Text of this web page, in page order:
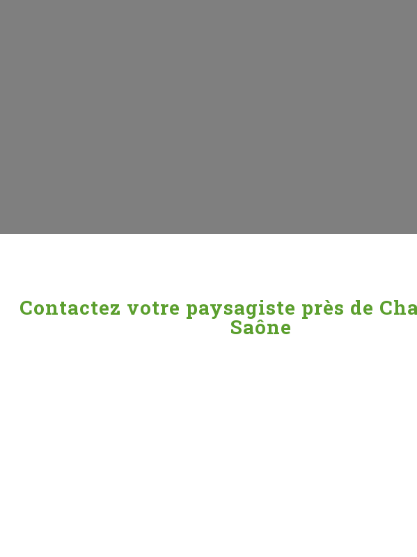
Contactez votre paysagiste près de
Saône